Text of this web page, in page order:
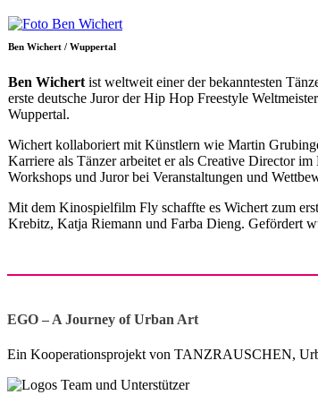
Ben Wichert / Wuppertal
Ben Wichert ist weltweit einer der bekanntesten
erste deutsche Juror der Hip Hop Freestyle
Wuppertal.
Wichert kollaboriert mit Künstlern wie Martin
Karriere als Tänzer arbeitet er als Creative Director
Workshops und Juror bei Veranstaltungen und
Mit dem Kinospielfilm Fly schaffte es Wichert zum
Krebitz, Katja Riemann und Farba Dieng. Gefördert
EGO – A Journey of Urban Art
Ein Kooperationsprojekt von TANZRAUSCHEN,